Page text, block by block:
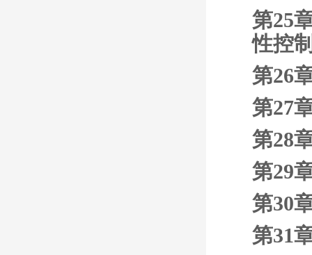
第25
性控
第26
第27
第28
第29
第30
第31